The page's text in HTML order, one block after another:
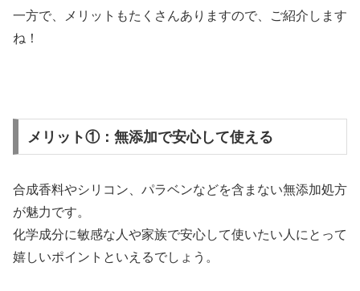
一方で、メリットもたくさんありますので、ご紹介します
ね！
メリット①：無添加で安心して使える
合成香料やシリコン、パラベンなどを含まない無添加処方
が魅力です。
化学成分に敏感な人や家族で安心して使いたい人にとって
嬉しいポイントといえるでしょう。